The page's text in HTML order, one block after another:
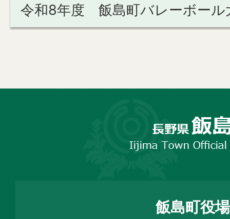
令和8年度 飯島町バレーボール
飯島町役場